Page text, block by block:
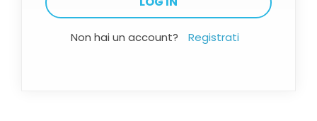
Non hai un account? Registrati